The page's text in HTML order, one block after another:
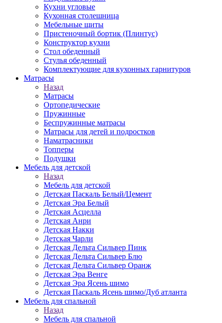
Кухни угловые
Кухонная столешница
Мебельные щиты
Пристеночный бортик (Плинтус)
Конструктор кухни
Стол обеденный
Стулья обеденный
Комплектующие для кухонных гарнитуров
Матраcы
Назад
Матраcы
Ортопедические
Пружинные
Беспружинные матрасы
Матрасы для детей и подростков
Наматрасники
Топперы
Подушки
Мебель для детской
Назад
Мебель для детской
Детская Паскаль Белый/Цемент
Детская Эра Белый
Детская Асцелла
Детская Анри
Детская Накки
Детская Чарли
Детская Дельта Сильвер Пинк
Детская Дельта Сильвер Блю
Детская Дельта Сильвер Оранж
Детская Эра Венге
Детская Эра Ясень шимо
Детская Паскаль Ясень шимо/Дуб атланта
Мебель для спальной
Назад
Мебель для спальной